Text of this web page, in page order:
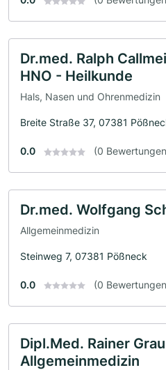
Dr.med. Ralph
HNO - Heilkunde
Hals, Nasen und Ohrenmedizin
Breite Straße 37, 07381
0.0 (0
Dr.med. Wolfgang
Allgemeinmedizin
Steinweg 7, 07381 Pößneck
0.0 (0
Dipl.Med. Rainer
Allgemeinmedizin